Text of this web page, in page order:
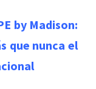
by Madison:
que nunca el